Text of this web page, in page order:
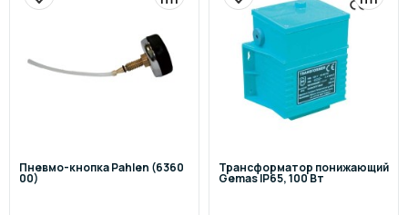
Пневмо-кнопка Pahlen (6360
00)
Трансформатор понижающий
Gemas IP65, 100 Вт